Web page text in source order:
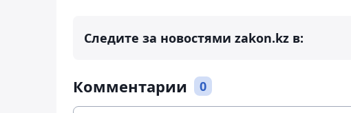
Следите за новостями zakon.kz в:
Комментарии 0